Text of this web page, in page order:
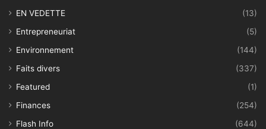
EN VEDETTE
(13)
Entrepreneuriat
(5)
Environnement
(144)
Faits divers
(337)
Featured
(1)
Finances
(254)
Flash Info
(644)